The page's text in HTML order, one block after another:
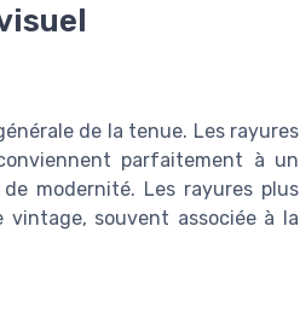
de la tenue. Les rayures
parfaitement à un
modernité. Les rayures plus
souvent associée à la